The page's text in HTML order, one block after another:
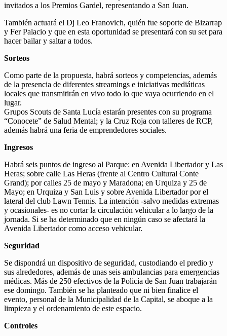
invitados a los Premios Gardel, representando a San Juan.
También actuará el Dj Leo Franovich, quién fue soporte de Bizarrap
y Fer Palacio y que en esta oportunidad se presentará con su set para
hacer bailar y saltar a todos.
Sorteos
Como parte de la propuesta, habrá sorteos y competencias, además
de la presencia de diferentes streamings e iniciativas mediáticas
locales que transmitirán en vivo todo lo que vaya ocurriendo en el
lugar.
Grupos Scouts de Santa Lucía estarán presentes con su programa
“Conocete” de Salud Mental; y la Cruz Roja con talleres de RCP,
además habrá una feria de emprendedores sociales.
Ingresos
Habrá seis puntos de ingreso al Parque: en Avenida Libertador y Las
Heras; sobre calle Las Heras (frente al Centro Cultural Conte
Grand); por calles 25 de mayo y Maradona; en Urquiza y 25 de
Mayo; en Urquiza y San Luis y sobre Avenida Libertador por el
lateral del club Lawn Tennis. La intención -salvo medidas extremas
y ocasionales- es no cortar la circulación vehicular a lo largo de la
jornada. Si se ha determinado que en ningún caso se afectará la
Avenida Libertador como acceso vehicular.
Seguridad
Se dispondrá un dispositivo de seguridad, custodiando el predio y
sus alrededores, además de unas seis ambulancias para emergencias
médicas. Más de 250 efectivos de la Policía de San Juan trabajarán
ese domingo. También se ha planteado que ni bien finalice el
evento, personal de la Municipalidad de la Capital, se aboque a la
limpieza y el ordenamiento de este espacio.
Controles